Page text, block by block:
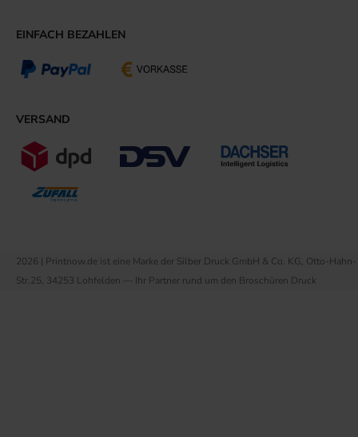
EINFACH BEZAHLEN
VERSAND
2026 | Printnow.de ist eine Marke der Silber Druck GmbH & Co. KG, Otto-Hahn-
Str.25, 34253 Lohfelden — Ihr Partner rund um den Broschüren Druck